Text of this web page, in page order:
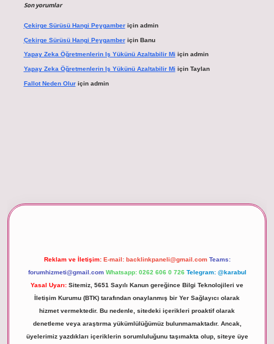
Son yorumlar
Çekirge Sürüsü Hangi Peygamberiçin admin
Çekirge Sürüsü Hangi Peygamberiçin Banu
Yapay Zeka Öğretmenlerin Iş Yükünü Azaltabilir Mi için admin
Yapay Zeka Öğretmenlerin Iş Yükünü Azaltabilir Mi için Taylan
Fallot Neden Oluriçin admin
Reklam ve İletişim: E-mail: backlinkpaneli@gmail.com Teams:
forumhizmeti@gmail.com Whatsapp: 0262 606 0 726 Telegram: @karabul
Yasal Uyarı: Sitemiz, 5651 Sayılı Kanun gereğince Bilgi Teknolojileri ve
İletişim Kurumu (BTK) tarafından onaylanmış bir Yer Sağlayıcı olarak
hizmet vermektedir. Bu nedenle, sitedeki içerikleri proaktif olarak
denetleme veya araştırma yükümlülüğümüz bulunmamaktadır. Ancak,
üyelerimiz yazdıkları içeriklerin sorumluluğunu taşımakta olup, siteye üye